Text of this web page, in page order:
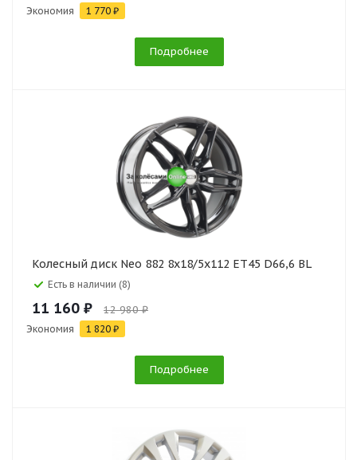
Экономия 1 770 ₽
Подробнее
Колесный диск Neo 882 8x18/5x112 ET45 D66,6 BL
Есть в наличии (8)
11 160 ₽ 12 980 ₽
Экономия 1 820 ₽
Подробнее